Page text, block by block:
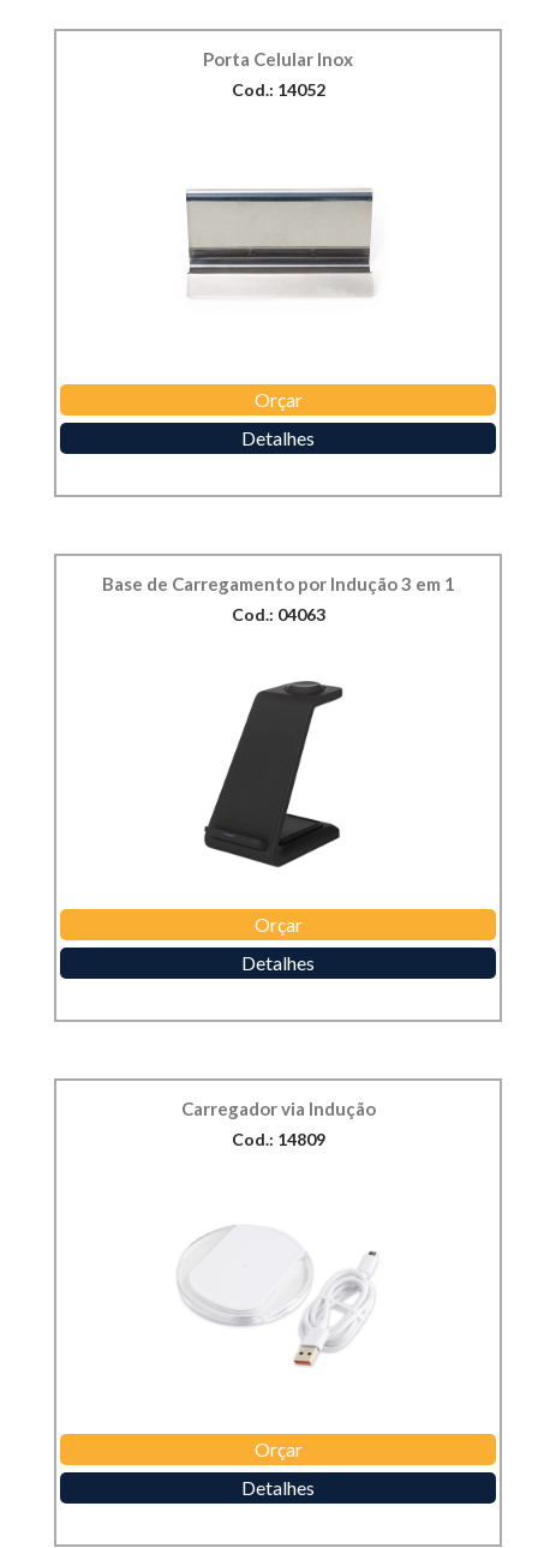
Porta Celular Inox
Cod.: 14052
Orçar
Detalhes
Base de Carregamento por Indução 3 em 1
Cod.: 04063
Orçar
Detalhes
Carregador via Indução
Cod.: 14809
Orçar
Detalhes